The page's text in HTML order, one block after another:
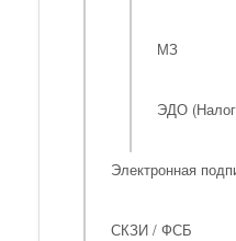
МЗ
ЭДО
Электронная
СКЗИ / ФСБ